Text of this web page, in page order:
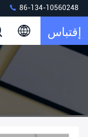
86-134-10560248
إقتباس